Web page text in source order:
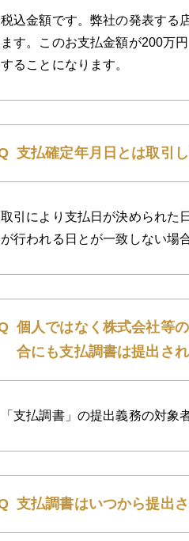
税込金額です。弊社の発表する
ます。このお支払金額が200万
することになります。
支払確定年月日とは取引
取引により支払日が決められた
が行われる日とが一致しない場
個人ではなく株式会社等
合にも支払調書は提出さ
「支払調書」の提出義務の対
支払調書はいつから提出